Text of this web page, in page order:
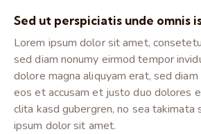
Sed ut perspiciatis unde omnis
Lorem ipsum dolor sit amet,
sed diam nonumy eirmod tempor
dolore magna aliquyam erat, sed
eos et accusam et justo duo dolores
clita kasd gubergren, no sea takimata
ipsum dolor sit amet.